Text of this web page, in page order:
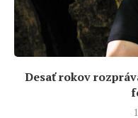
Desať rokov